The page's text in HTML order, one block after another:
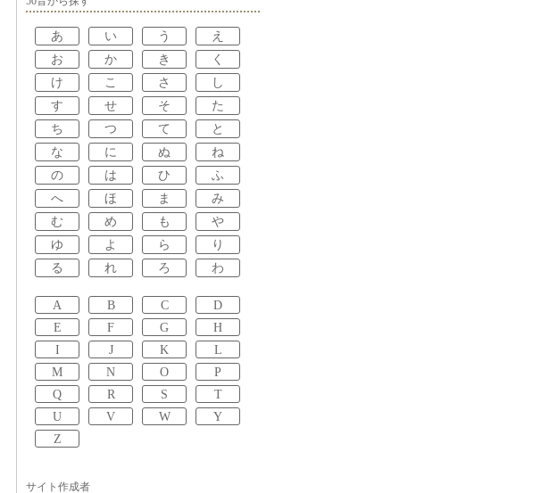
あ い う
え
お
か き
く
け
こ さ
し
す
せ そ
た
ち
つ て
と
な
に ぬ
ね
の
は ひ
ふ
へ
ほ ま
み
む
め も
や
ゆ
よ ら
り
る
れ ろ わ
A B C
D
E
F G
H
I
J K
L
M
N O
P
Q
R S
T
U
V W
Y
Z
サイト作成者